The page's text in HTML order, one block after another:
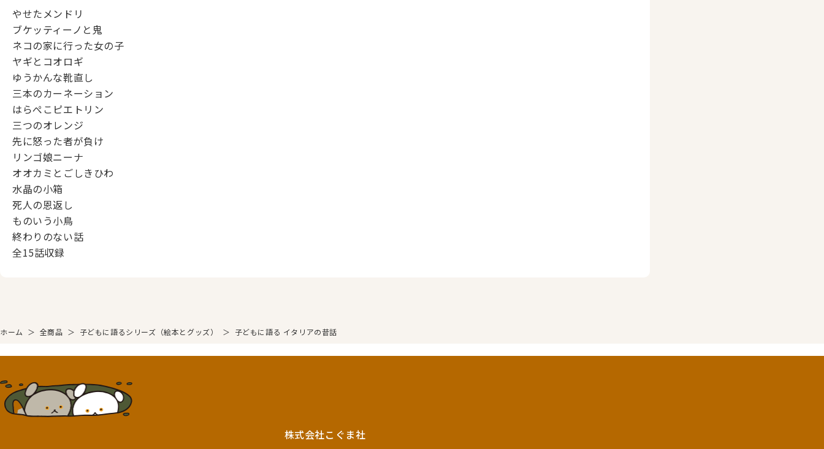
やせたメンドリ
ブケッティーノと鬼
ネコの家に行った女の子
ヤギとコオロギ
ゆうかんな靴直し
三本のカーネーション
はらぺこピエトリン
三つのオレンジ
先に怒った者が負け
リンゴ娘ニーナ
オオカミとごしきひわ
水晶の小箱
死人の恩返し
ものいう小鳥
終わりのない話
全15話収録
ホーム ＞ 全商品 ＞ 子どもに語るシリーズ（絵本とグッズ） ＞ 子どもに語る イタリアの昔話
株式会社こぐま社